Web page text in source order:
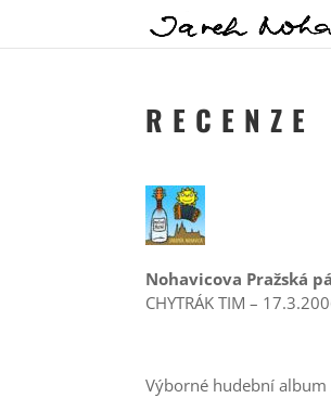
R E C E N Z E
Nohavicova Pražská
CHYTRÁK TIM –
Výborné hudební album